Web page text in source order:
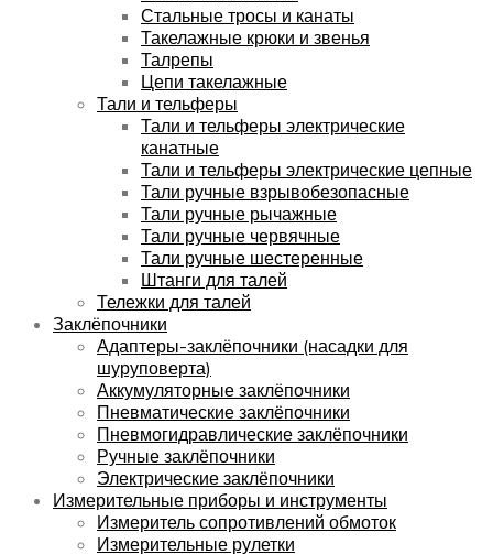
Стальные тросы и канаты
Такелажные крюки и звенья
Талрепы
Цепи такелажные
Тали и тельферы
Тали и тельферы электрические
канатные
Тали и тельферы электрические цепные
Тали ручные взрывобезопасные
Тали ручные рычажные
Тали ручные червячные
Тали ручные шестеренные
Штанги для талей
Тележки для талей
Заклёпочники
Адаптеры-заклёпочники (насадки для
шуруповерта)
Аккумуляторные заклёпочники
Пневматические заклёпочники
Пневмогидравлические заклёпочники
Ручные заклёпочники
Электрические заклёпочники
Измерительные приборы и инструменты
Измеритель сопротивлений обмоток
Измерительные рулетки